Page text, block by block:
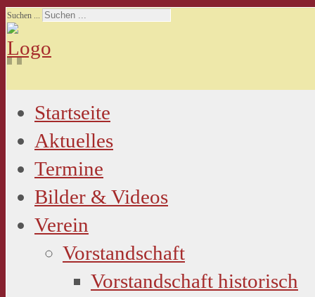
Suchen ...
Startseite
Aktuelles
Termine
Bilder & Videos
Verein
Vorstandschaft
Vorstandschaft historisch